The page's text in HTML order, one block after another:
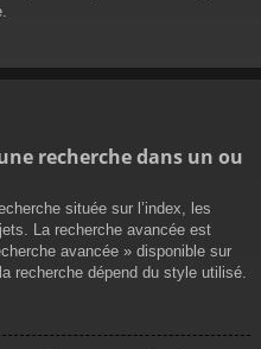
recherche dans un ou
située sur l’index, les
La recherche avancée est
avancée » disponible sur
recherche dépend du style utilisé.